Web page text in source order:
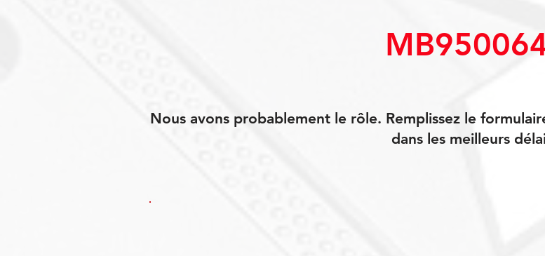
Nous avons probablement le rôle. Remplissez le
dans les meilleurs